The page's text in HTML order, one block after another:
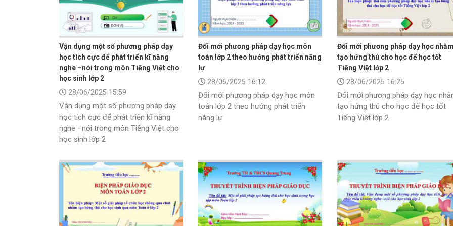
Vận dụng một số phương pháp dạy
học tích cực để phát triển kĩ năng
nghe –nói trong môn Tiếng Việt cho
học sinh lớp 2
28/06/2025 15:59
Vận dụng một số phương pháp dạy
học tích cực để phát triển kĩ năng
nghe –nói trong môn Tiếng Việt cho
học sinh lớp 2
Đổi mới phương pháp dạy học môn
toán lớp 2 theo hướng phát triển năng
lự
28/06/2025 16:12
Đổi mới phương pháp dạy học môn
toán lớp 2 theo hướng phát triển
năng lự
Đổi mới phương pháp dạy học
tạo hứng thú cho học để học tốt
Tiếng Việt lớp 2
28/06/2025 16:25
Đổi mới phương pháp dạy học
tạo hứng thú cho học để học tốt
Tiếng Việt lớp 2